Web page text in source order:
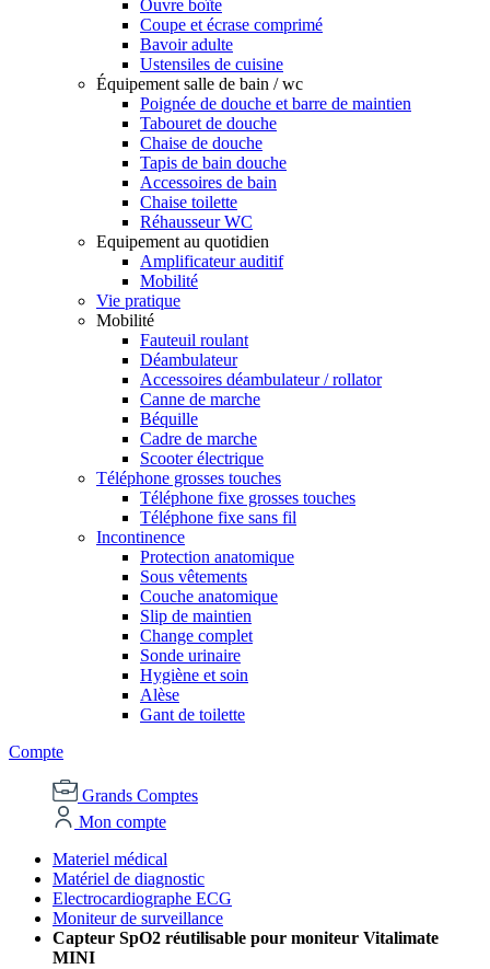
Ouvre boîte
Coupe et écrase comprimé
Bavoir adulte
Ustensiles de cuisine
Équipement salle de bain / wc
Poignée de douche et barre de maintien
Tabouret de douche
Chaise de douche
Tapis de bain douche
Accessoires de bain
Chaise toilette
Réhausseur WC
Equipement au quotidien
Amplificateur auditif
Mobilité
Vie pratique
Mobilité
Fauteuil roulant
Déambulateur
Accessoires déambulateur / rollator
Canne de marche
Béquille
Cadre de marche
Scooter électrique
Téléphone grosses touches
Téléphone fixe grosses touches
Téléphone fixe sans fil
Incontinence
Protection anatomique
Sous vêtements
Couche anatomique
Slip de maintien
Change complet
Sonde urinaire
Hygiène et soin
Alèse
Gant de toilette
Compte
Grands Comptes
Mon compte
Materiel médical
Matériel de diagnostic
Electrocardiographe ECG
Moniteur de surveillance
Capteur SpO2 réutilisable pour moniteur Vitalimate
MINI